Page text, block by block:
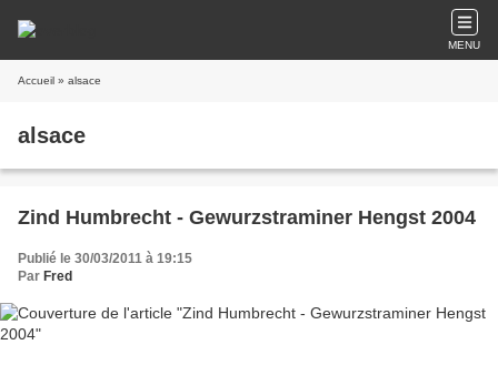
MENU
Accueil » alsace
alsace
Zind Humbrecht - Gewurzstraminer Hengst 2004
Publié le 30/03/2011 à 19:15
Par Fred